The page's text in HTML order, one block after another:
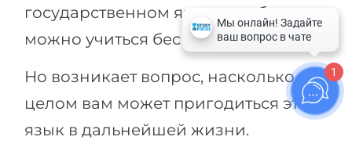
государственном языке вообще
можно учиться бесплатно.
Но возникает вопрос, насколько в
целом вам может пригодиться этот
язык в дальнейшей жизни.
1